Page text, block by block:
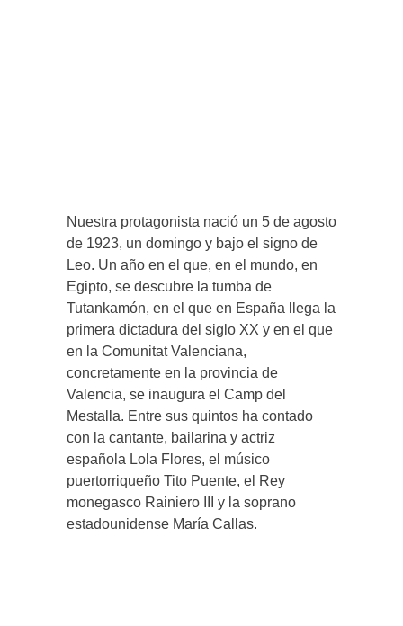
Nuestra protagonista nació un 5 de agosto
de 1923, un domingo y bajo el signo de
Leo. Un año en el que, en el mundo, en
Egipto, se descubre la tumba de
Tutankamón, en el que en España llega la
primera dictadura del siglo XX y en el que
en la Comunitat Valenciana,
concretamente en la provincia de
Valencia, se inaugura el Camp del
Mestalla. Entre sus quintos ha contado
con la cantante, bailarina y actriz
española Lola Flores, el músico
puertorriqueño Tito Puente, el Rey
monegasco Rainiero III y la soprano
estadounidense María Callas.